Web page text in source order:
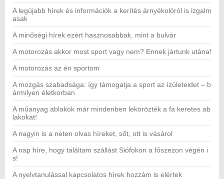
A legújabb hírek és információk a kerítés árnyékolóról is izgalm
asak
A minőségi hírek ezért hasznosabbak, mint a bulvár
A motorozás akkor most sport vagy nem? Ennek jártunk utána!
A motorozás az én sportom
A mozgás szabadsága: így támogatja a sport az ízületeidet – b
ármilyen életkorban
A műanyag ablakok már mindenben lekörözték a fa keretes ab
lakokat!
A nagyin is a neten olvas híreket, sőt, ott is vásárol
A nap híre, hogy találtam szállást Siófokon a főszezon végén i
s!
A nyelvtanulással kapcsolatos hírek hozzám is elértek